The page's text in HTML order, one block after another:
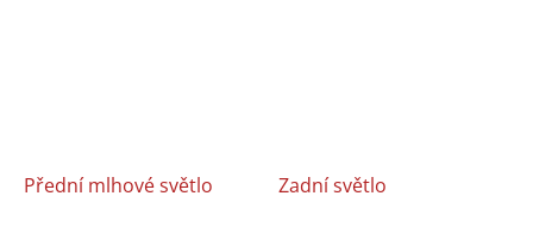
Přední mlhové světlo Zadní světlo